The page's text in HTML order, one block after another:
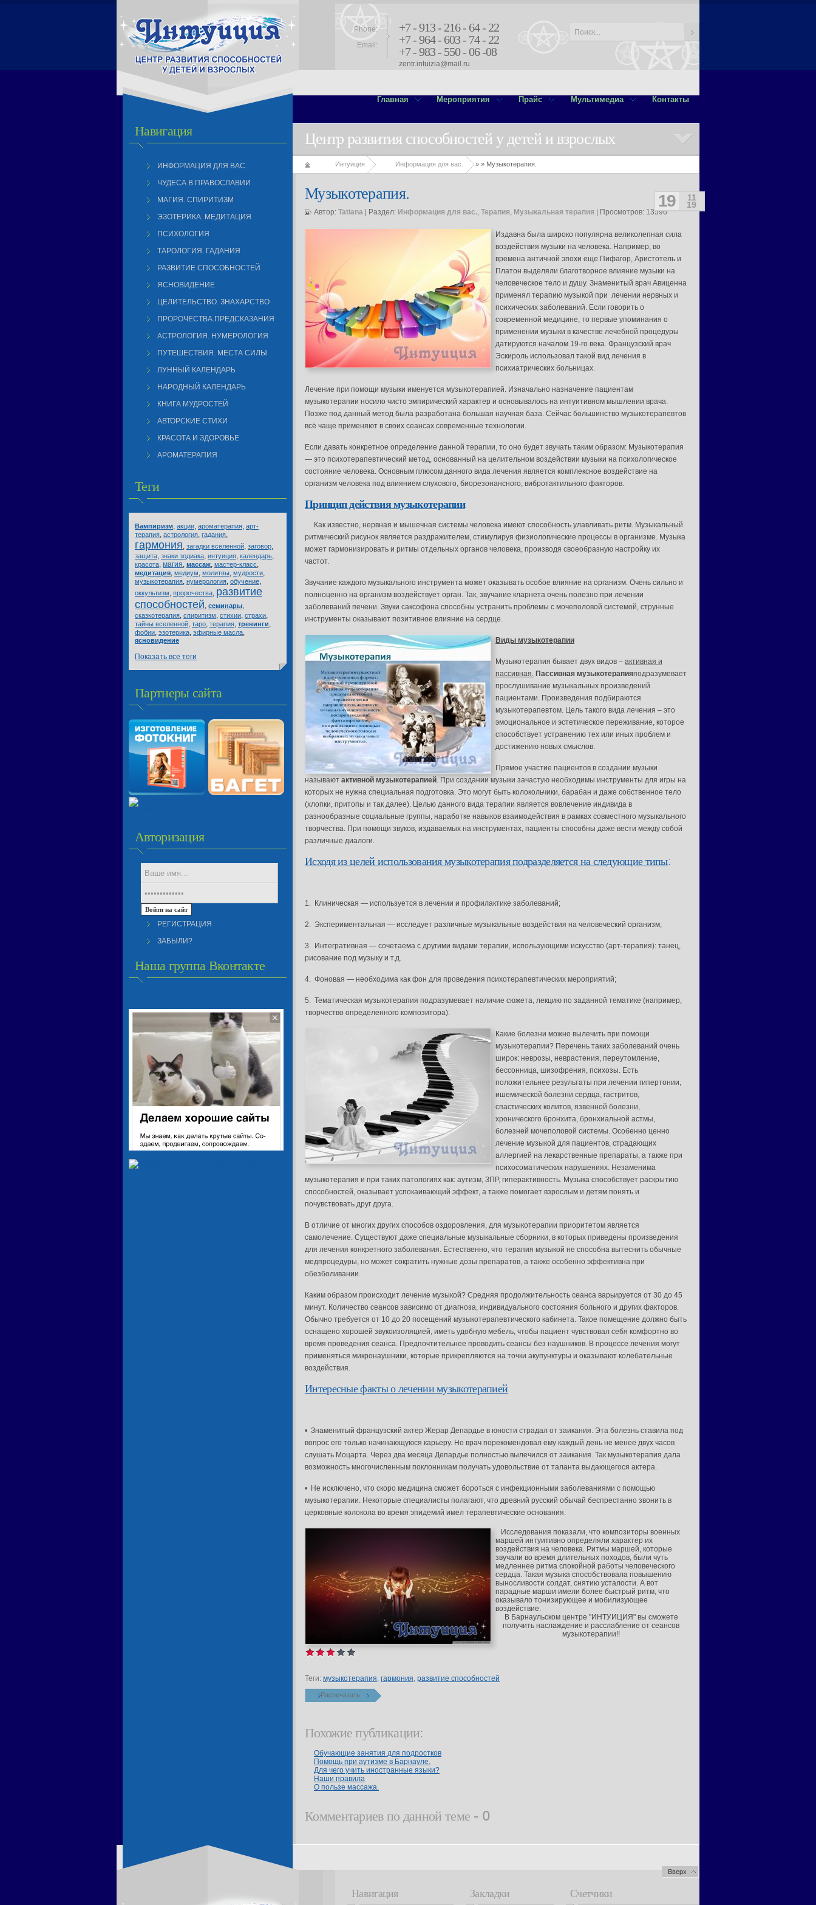
Phone:
Email:
+7 - 913 - 216 - 64 - 22
+7 - 964 - 603 - 74 - 22
+7 - 983 - 550 - 06 -08
zentr.intuizia@mail.ru
Главная Мероприятия Прайс Мультимедиа Контакты
Навигация
ИНФОРМАЦИЯ ДЛЯ ВАС
ЧУДЕСА В ПРАВОСЛАВИИ
МАГИЯ. СПИРИТИЗМ
ЭЗОТЕРИКА. МЕДИТАЦИЯ
ПСИХОЛОГИЯ
ТАРОЛОГИЯ. ГАДАНИЯ
РАЗВИТИЕ СПОСОБНОСТЕЙ
ЯСНОВИДЕНИЕ
ЦЕЛИТЕЛЬСТВО. ЗНАХАРСТВО
ПРОРОЧЕСТВА.ПРЕДСКАЗАНИЯ
АСТРОЛОГИЯ. НУМЕРОЛОГИЯ
ПУТЕШЕСТВИЯ. МЕСТА СИЛЫ
ЛУННЫЙ КАЛЕНДАРЬ
НАРОДНЫЙ КАЛЕНДАРЬ
КНИГА МУДРОСТЕЙ
АВТОРСКИЕ СТИХИ
КРАСОТА И ЗДОРОВЬЕ
АРОМАТЕРАПИЯ
Теги
Вампиризм, акции, ароматерапия, арт-
терапия, астрология, гадания,
гармония, загадки вселенной, заговор,
защита, знаки зодиака, интуиция, календарь,
красота, магия, массаж, мастер-класс,
медитация, медиум, молитвы, мудрости,
музыкотерапия, нумерология, обучение,
оккультизм, пророчества, развитие
способностей, семинары,
сказкотерапия, спиритизм, стихии, страхи,
тайны вселенной, таро, терапия, тренинги,
фобии, эзотерика, эфирные масла,
ясновидение
Показать все теги
Партнеры сайта
Авторизация
РЕГИСТРАЦИЯ
ЗАБЫЛИ?
Наша группа Вконтакте
Центр развития способностей у детей и взрослых
Интуиция »
Информация для вас. » Музыкотерапия.
11
19
19
Музыкотерапия.
Автор: Tatiana | Раздел: Информация для вас., Терапия, Музыкальная терапия | Просмотров: 13596
Издавна была широко популярна великолепная сила
воздействия музыки на человека. Например, во
времена античной эпохи еще Пифагор, Аристотель и
Платон выделяли благотворное влияние музыки на
человеческое тело и душу. Знаменитый врач Авиценна
применял терапию музыкой при лечении нервных и
психических заболеваний. Если говорить о
современной медицине, то первые упоминания о
применении музыки в качестве лечебной процедуры
датируются началом 19-го века. Французский врач
Эскироль использовал такой вид лечения в
психиатрических больницах.
Лечение при помощи музыки именуется музыкотерапией. Изначально назначение пациентам
музыкотерапии носило чисто эмпирический характер и основывалось на интуитивном мышлении врача.
Позже под данный метод была разработана большая научная база. Сейчас большинство музыкотерапевтов
всё чаще применяют в своих сеансах современные технологии.
Если давать конкретное определение данной терапии, то оно будет звучать таким образом: Музыкотерапия
— это психотерапевтический метод, основанный на целительном воздействии музыки на психологическое
состояние человека. Основным плюсом данного вида лечения является комплексное воздействие на
организм человека под влиянием слухового, биорезонансного, вибротактильного факторов.
Принцип действия музыкотерапии
Как известно, нервная и мышечная системы человека имеют способность улавливать ритм. Музыкальный
ритмический рисунок является раздражителем, стимулируя физиологические процессы в организме. Музыка
может гармонизировать и ритмы отдельных органов человека, производя своеобразную настройку их
частот.
Звучание каждого музыкального инструмента может оказывать особое влияние на организм. Очень сильно и
полноценно на организм воздействует орган. Так, звучание кларнета очень полезно при лечении
заболеваний печени. Звуки саксофона способны устранить проблемы с мочеполовой системой, струнные
инструменты оказывают позитивное влияние на сердце.
Виды музыкотерапии
Музыкотерапия бывает двух видов – активная и
пассивная. Пассивная музыкотерапияподразумевает
прослушивание музыкальных произведений
пациентами. Произведения подбираются
музыкотерапевтом. Цель такого вида лечения – это
эмоциональное и эстетическое переживание, которое
способствует устранению тех или иных проблем и
достижению новых смыслов.
Прямое участие пациентов в создании музыки
называют активной музыкотерапией. При создании музыки зачастую необходимы инструменты для игры на
которых не нужна специальная подготовка. Это могут быть колокольчики, барабан и даже собственное тело
(хлопки, притопы и так далее). Целью данного вида терапии является вовлечение индивида в
разнообразные социальные группы, наработке навыков взаимодействия в рамках совместного музыкального
творчества. При помощи звуков, издаваемых на инструментах, пациенты способны даже вести между собой
различные диалоги.
Исходя из целей использования музыкотерапия подразделяется на следующие типы:
1. Клиническая — используется в лечении и профилактике заболеваний;
2. Экспериментальная — исследует различные музыкальные воздействия на человеческий организм;
3. Интегративная — сочетаема с другими видами терапии, использующими искусство (арт-терапия): танец,
рисование под музыку и т.д.
4. Фоновая — необходима как фон для проведения психотерапевтических мероприятий;
5. Тематическая музыкотерапия подразумевает наличие сюжета, лекцию по заданной тематике (например,
творчество определенного композитора).
Какие болезни можно вылечить при помощи
музыкотерапии? Перечень таких заболеваний очень
широк: неврозы, неврастения, переутомление,
бессонница, шизофрения, психозы. Есть
положительнее результаты при лечении гипертонии,
ишемической болезни сердца, гастритов,
спастических колитов, язвенной болезни,
хронического бронхита, бронхиальной астмы,
болезней мочеполовой системы. Особенно ценно
лечение музыкой для пациентов, страдающих
аллергией на лекарственные препараты, а также при
психосоматических нарушениях. Незаменима
музыкотерапия и при таких патологиях как: аутизм, ЗПР, гиперактивность. Музыка способствует раскрытию
способностей, оказывает успокаивающий эффект, а также помогает взрослым и детям понять и
почувствовать друг друга.
В отличие от многих других способов оздоровления, для музыкотерапии приоритетом является
самолечение. Существуют даже специальные музыкальные сборники, в которых приведены произведения
для лечения конкретного заболевания. Естественно, что терапия музыкой не способна вытеснить обычные
медпроцедуры, но может сократить нужные дозы препаратов, а также особенно эффективна при
обезболивании.
Каким образом происходит лечение музыкой? Средняя продолжительность сеанса варьируется от 30 до 45
минут. Количество сеансов зависимо от диагноза, индивидуального состояния больного и других факторов.
Обычно требуется от 10 до 20 посещений музыкотерапевтического кабинета. Такое помещение должно быть
оснащено хорошей звукоизоляцией, иметь удобную мебель, чтобы пациент чувствовал себя комфортно во
время проведения сеанса. Предпочтительнее проводить сеансы без наушников. В процессе лечения могут
применяться микронаушники, которые прикрепляются на точки акупунктуры и оказывают колебательные
воздействия.
Интересные факты о лечении музыкотерапией
• Знаменитый французский актер Жерар Депардье в юности страдал от заикания. Эта болезнь ставила под
вопрос его только начинающуюся карьеру. Но врач порекомендовал ему каждый день не менее двух часов
слушать Моцарта. Через два месяца Депардье полностью вылечился от заикания. Так музыкотерапия дала
возможность многочисленным поклонникам получать удовольствие от таланта выдающегося актера.
• Не исключено, что скоро медицина сможет бороться с инфекционными заболеваниями с помощью
музыкотерапии. Некоторые специалисты полагают, что древний русский обычай беспрестанно звонить в
церковные колокола во время эпидемий имел терапевтические основания.
Исследования показали, что композиторы военных
маршей интуитивно определяли характер их
воздействия на человека. Ритмы маршей, которые
звучали во время длительных походов, были чуть
медленнее ритма спокойной работы человеческого
сердца. Такая музыка способствовала повышению
выносливости солдат, снятию усталости. А вот
парадные марши имели более быстрый ритм, что
оказывало тонизирующее и мобилизующее
воздействие.
В Барнаульском центре "ИНТУИЦИЯ" вы сможете
получить наслаждение и расслабление от сеансов
музыкотерапии!!
Теги: музыкотерапия, гармония, развитие способностей
Распечатать
Похожие публикации:
Обучающие занятия для подростков
Помощь при аутизме в Барнауле.
Для чего учить иностранные языки?
Наши правила
О пользе массажа.
Комментариев по данной теме - 0
Вверх
Навигация Закладки Счетчики